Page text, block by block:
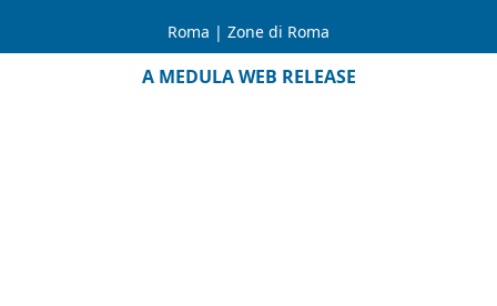
Roma | Zone di Roma
A MEDULA WEB RELEASE